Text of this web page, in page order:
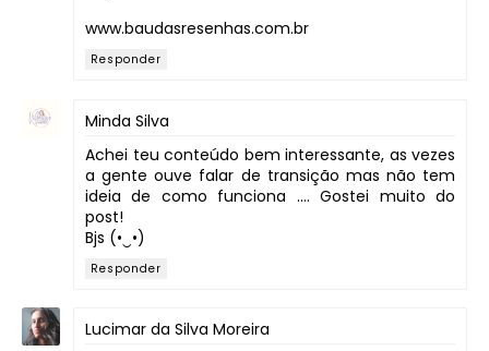
www.baudasresenhas.com.br
Responder
Minda Silva
Achei teu conteúdo bem interessante, as vezes
a gente ouve falar de transição mas não tem
ideia de como funciona .... Gostei muito do
post!
Bjs (•‿•)
Responder
Lucimar da Silva Moreira